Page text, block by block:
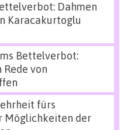
Dahmen
Karacakurtoglu
Bettelverbot:
von
fürs
Möglichkeiten der